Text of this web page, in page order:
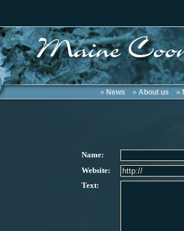
» News » About us »
Name:
Website:
Text: